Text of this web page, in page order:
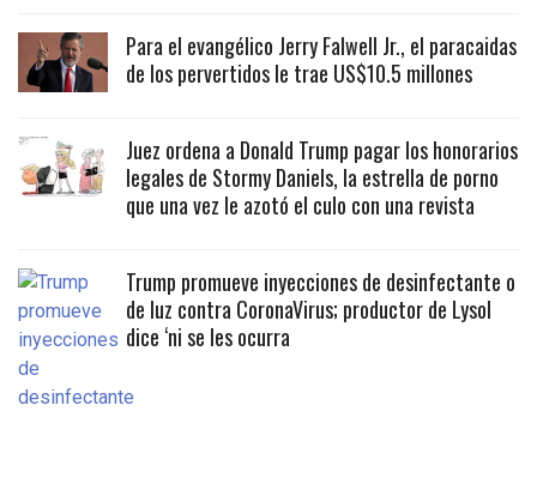
Para el evangélico Jerry Falwell Jr., el paracaidas
de los pervertidos le trae US$10.5 millones
Juez ordena a Donald Trump pagar los honorarios
legales de Stormy Daniels, la estrella de porno
que una vez le azotó el culo con una revista
Trump promueve inyecciones de desinfectante o
de luz contra CoronaVirus; productor de Lysol
dice ‘ni se les ocurra